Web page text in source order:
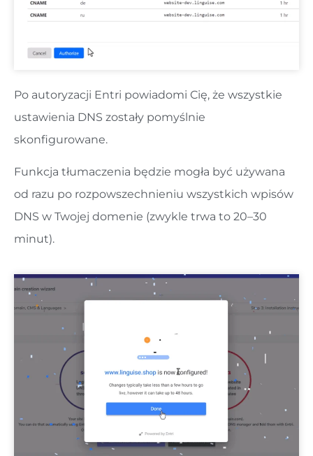
Po autoryzacji Entri powiadomi Cię, że wszystkie
ustawienia DNS zostały pomyślnie
skonfigurowane.
Funkcja tłumaczenia będzie mogła być używana
od razu po rozpowszechnieniu wszystkich wpisów
DNS w Twojej domenie (zwykle trwa to 20–30
minut).